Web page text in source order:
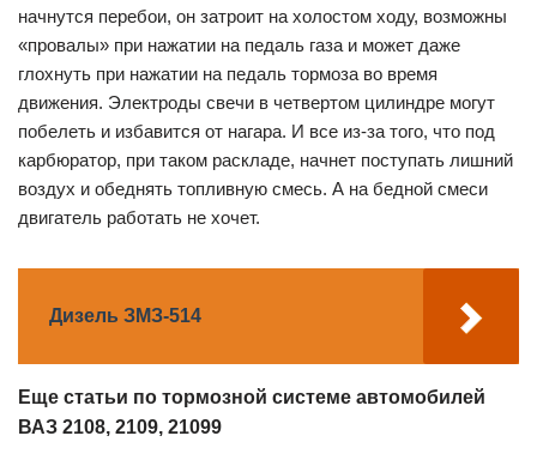
начнутся перебои, он затроит на холостом ходу, возможны
«провалы» при нажатии на педаль газа и может даже
глохнуть при нажатии на педаль тормоза во время
движения. Электроды свечи в четвертом цилиндре могут
побелеть и избавится от нагара. И все из-за того, что под
карбюратор, при таком раскладе, начнет поступать лишний
воздух и обеднять топливную смесь. А на бедной смеси
двигатель работать не хочет.
Дизель ЗМЗ-514
Еще статьи по тормозной системе автомобилей
ВАЗ 2108, 2109, 21099